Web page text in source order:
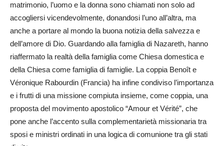
matrimonio, l’uomo e la donna sono chiamati non solo ad
accogliersi vicendevolmente, donandosi l’uno all’altra, ma
anche a portare al mondo la buona notizia della salvezza e
dell’amore di Dio. Guardando alla famiglia di Nazareth, hanno
riaffermato la realtà della famiglia come Chiesa domestica e
della Chiesa come famiglia di famiglie. La coppia Benoît e
Véronique Rabourdin (Francia) ha infine condiviso l’importanza
e i frutti di una missione compiuta insieme, come coppia, una
proposta del movimento apostolico “Amour et Vérité”, che
pone anche l’accento sulla complementarietà missionaria tra
sposi e ministri ordinati in una logica di comunione tra gli stati